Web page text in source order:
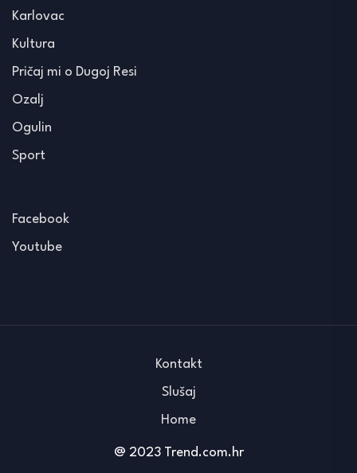
Karlovac
Kultura
Pričaj mi o Dugoj Resi
Ozalj
Ogulin
Sport
Facebook
Youtube
@ 2023 Trend.com.hr
Kontakt
Slušaj
Home